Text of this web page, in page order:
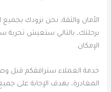
الأمان والثقة، نحن نزودك
برحلتك، بالتالي ستعيش تجربة
الإمكان.
خدمة العملاء سترافقكم قبل
المغادرة، بهدف الإجابة على